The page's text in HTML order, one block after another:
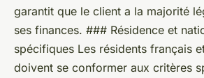
garantit que le client a la majorité
ses finances. ### Résidence et
spécifiques Les résidents français
doivent se conformer aux critères